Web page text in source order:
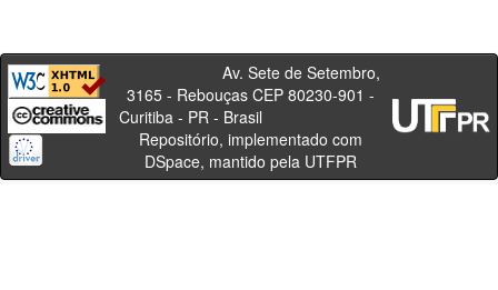
Av. Sete de Setembro,
3165 - Rebouças CEP 80230-901 -
Curitiba - PR - Brasil
Repositório, implementado com
DSpace, mantido pela UTFPR